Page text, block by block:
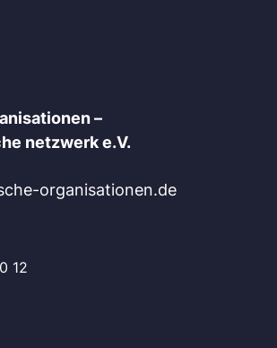
–
netzwerk e.V.
organisationen.de
12